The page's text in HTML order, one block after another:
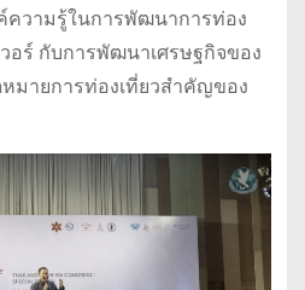
ความรู้ในการพัฒนาการท่อง
อร์ กับการพัฒนาเศรษฐกิจของ
มายการท่องเที่ยวสำคัญของ